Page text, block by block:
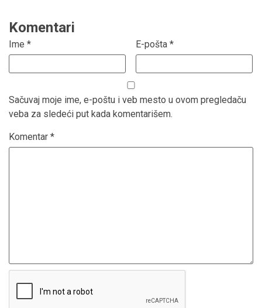
Komentari
Ime * E-pošta *
Sačuvaj moje ime, e-poštu i veb mesto u ovom pregledaču
veba za sledeći put kada komentarišem.
Komentar *